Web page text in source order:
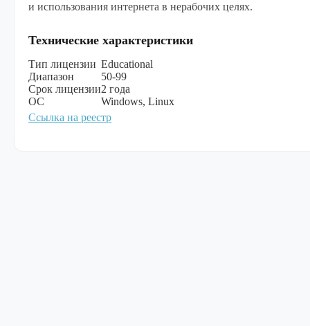
и использования интернета в нерабочих целях.
Технические характеристики
Тип лицензии Educational
Диапазон
50-99
Срок лицензии2 года
ОС
Windows, Linux
Ссылка на реестр